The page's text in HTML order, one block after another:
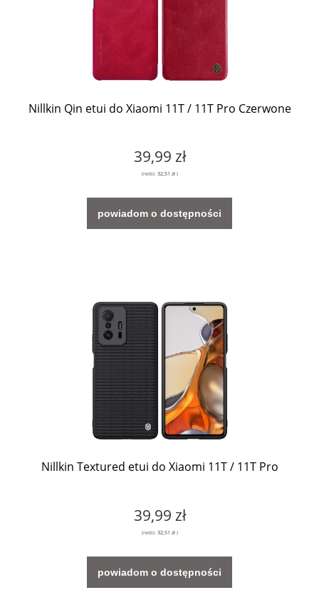
Nillkin Qin etui do Xiaomi 11T / 11T Pro Czerwone
39,99 zł
(netto: 32,51 zł)
powiadom o dostępności
Nillkin Textured etui do Xiaomi 11T / 11T Pro
39,99 zł
(netto: 32,51 zł)
powiadom o dostępności